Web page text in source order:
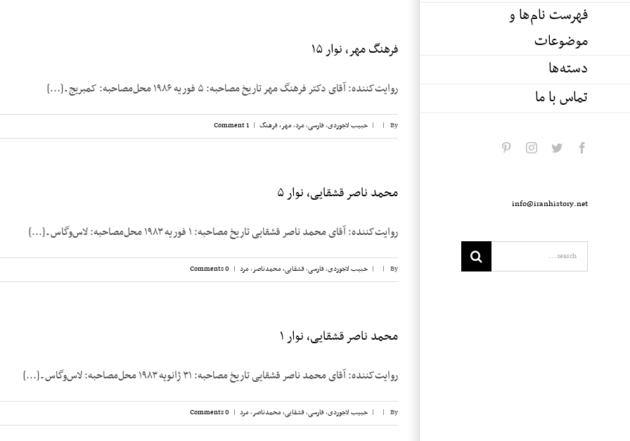
فهرست نام‌ها و
موضوعات
دسته‌ها
تماس با ما
facebook
twitter
instagram
info@iranhistory.net
فرهنگ مهر، نوار ۱۵
روایت‌کننده: آقای دکتر فرهنگ مهر تاریخ مصاحبه: ۵ فوریه ۱۹۸۶ محل‌مصاحبه: کمبریج ـ [...]
By
|
| حبیب لاجوردی,فارسی,مرد,مهر، فرهنگ |
1 Comment
محمد ناصر قشقایی، نوار ۵
روایت‌کننده: آقای محمد ناصر قشقایی تاریخ مصاحبه: ۱ فوریه ۱۹۸۳ محل‌مصاحبه: لاس‌وگاس ـ [...]
By
|
| حبیب لاجوردی,فارسی,قشقایی، محمدناصر,مرد |
0 Comments
محمد ناصر قشقایی، نوار ۱
روایت‌کننده: آقای محمد ناصر قشقایی تاریخ مصاحبه: ۳۱ ژانویه ۱۹۸۳ محل‌مصاحبه: لاس‌وگاس ـ [...]
By
|
| حبیب لاجوردی,فارسی,قشقایی، محمدناصر,مرد |
0 Comments